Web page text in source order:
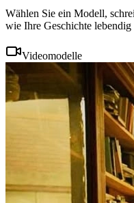
Wählen Sie ein Modell,
wie Ihre Geschichte
Videomodelle